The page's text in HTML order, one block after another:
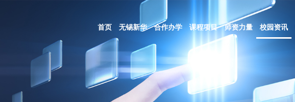
首页 无锡新华 合作办学 课程项目 师资力量 校园资讯